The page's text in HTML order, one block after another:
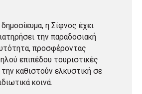
η Σίφνος έχει
την παραδοσιακή
προσφέροντας
επιπέδου τουριστικές
καθιστούν ελκυστική σε
κοινά.